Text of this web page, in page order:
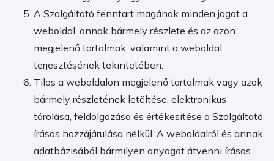
A Szolgáltató fenntart magának minden jogot a
weboldal, annak bármely részlete és az azon
megjelenő tartalmak, valamint a weboldal
terjesztésének tekintetében.
Tilos a weboldalon megjelenő tartalmak vagy azok
bármely részletének letöltése, elektronikus
tárolása, feldolgozása és értékesítése a Szolgáltató
írásos hozzájárulása nélkül. A weboldalról és annak
adatbázisából bármilyen anyagot átvenni írásos